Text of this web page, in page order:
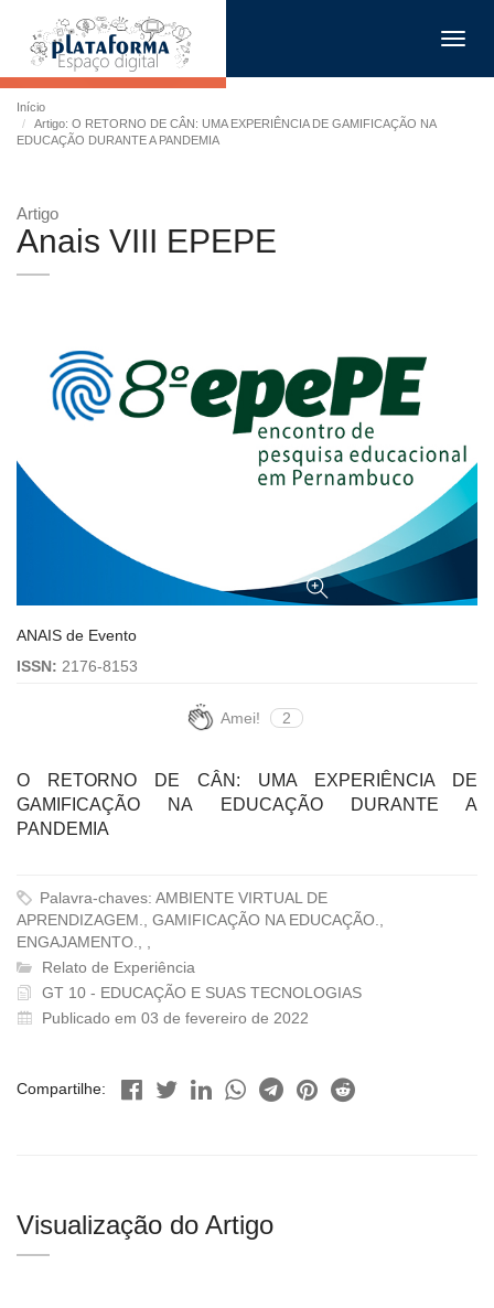
Início
Artigo: O RETORNO DE CÂN: UMA EXPERIÊNCIA DE GAMIFICAÇÃO NA
EDUCAÇÃO DURANTE A PANDEMIA
Artigo
Anais VIII EPEPE
ANAIS de Evento
ISSN: 2176-8153
Amei! 2
O RETORNO DE CÂN: UMA EXPERIÊNCIA DE
GAMIFICAÇÃO NA EDUCAÇÃO DURANTE A
PANDEMIA
Palavra-chaves: AMBIENTE VIRTUAL DE
APRENDIZAGEM., GAMIFICAÇÃO NA EDUCAÇÃO.,
ENGAJAMENTO., ,
Relato de Experiência
GT 10 - EDUCAÇÃO E SUAS TECNOLOGIAS
Publicado em 03 de fevereiro de 2022
Compartilhe:
Visualização do Artigo